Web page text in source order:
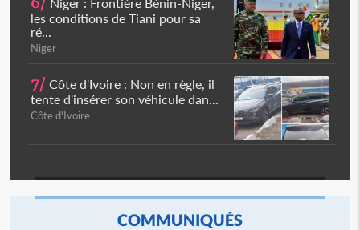
les conditions de Tiani pour sa
ré...
Niger
7/ Côte d'Ivoire : Non en règle, il
tente d'insérer son véhicule dan...
Côte d'Ivoire
COMMUNIQUÉS